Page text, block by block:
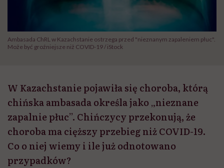
Ambasada ChRL w Kazachstanie ostrzega przed "nieznanym zapaleniem płuc".
Może być groźniejsze niż COVID-19 / iStock
W Kazachstanie pojawiła się choroba, którą
chińska ambasada określa jako „nieznane
zapalnie płuc”. Chińczycy przekonują, że
choroba ma cięższy przebieg niż COVID-19.
Co o niej wiemy i ile już odnotowano
przypadków?